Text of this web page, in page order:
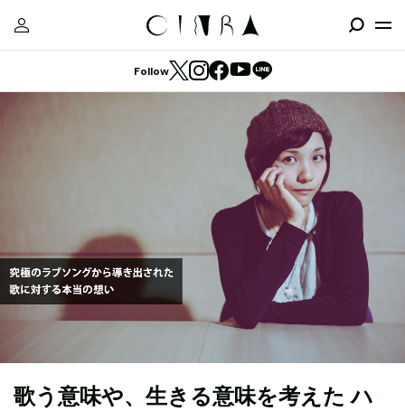
Follow
歌う意味や、生きる意味を考えた ハ